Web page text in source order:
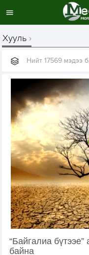
Хууль
Нийт 17569 мэдээ
“Байгалиа
байна